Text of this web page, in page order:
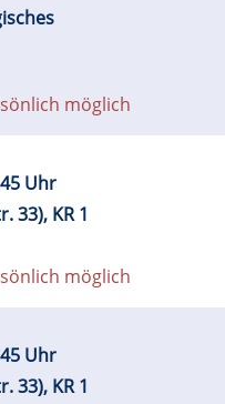
möglich
Uhr
33), KR 1
möglich
Uhr
33), KR 1